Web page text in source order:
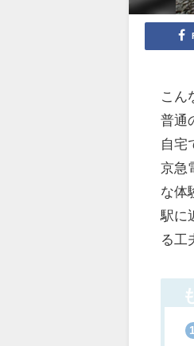
こん
普通
自宅
京急
な体
駅に
る工